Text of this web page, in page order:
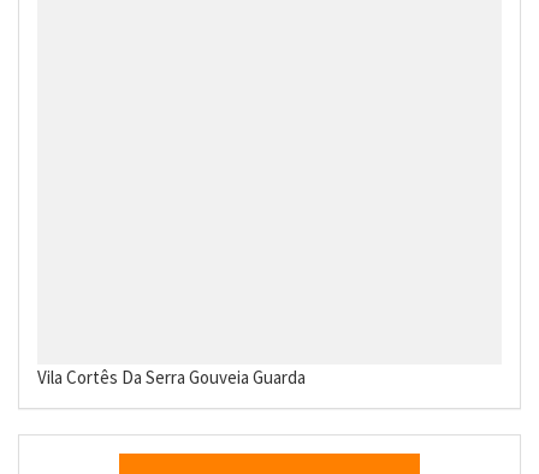
Vila Cortês Da Serra Gouveia Guarda